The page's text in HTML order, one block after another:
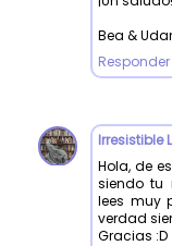
Bea &
Responder
Irresistible
Hola, de
siendo tu
lees muy
verdad
Gracias :D